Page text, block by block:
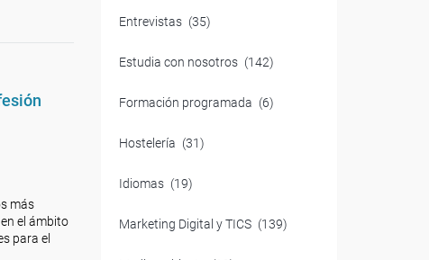
más
el ámbito
para el
Entrevistas (35)
Estudia con nosotros (142)
Formación programada (6)
Hostelería (31)
Idiomas (19)
Marketing Digital y TICS (139)